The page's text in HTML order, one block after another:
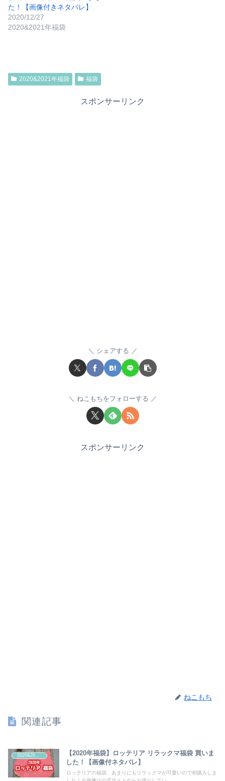
た！【画像付きネタバレ】
2020/12/27
2020&2021年福袋
2020&2021年福袋 福袋
スポンサーリンク
シェアする
ねこもちをフォローする
スポンサーリンク
ねこもち
関連記事
2020&2021年福袋
【2020年福袋】ロッテリア リラックマ福袋 買いま
した！【画像付ネタバレ】
ロッテリアの福袋、あまりにもリラックマが可愛いので初購入しま